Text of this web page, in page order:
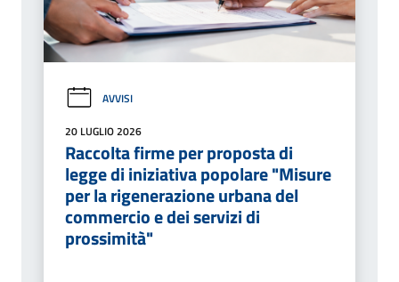
AVVISI
20 LUGLIO 2026
Raccolta firme per proposta di
legge di iniziativa popolare "Misure
per la rigenerazione urbana del
commercio e dei servizi di
prossimità"